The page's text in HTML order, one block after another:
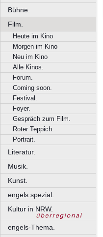
Bühne.
Film.
Heute im Kino
Morgen im Kino
Neu im Kino
Alle Kinos.
Forum.
Coming soon.
Festival.
Foyer.
Gespräch zum Film.
Roter Teppich.
Portrait.
Literatur.
Musik.
Kunst.
engels spezial.
Kultur in NRW.
engels-Thema.